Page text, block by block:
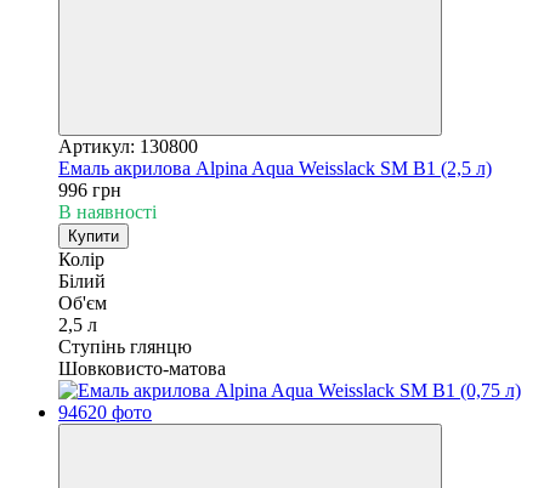
Артикул: 130800
Емаль акрилова Alpina Aqua Weisslack SM B1 (2,5 л)
996 грн
В наявності
Купити
Колір
Білий
Об'єм
2,5 л
Ступінь глянцю
Шовковисто-матова